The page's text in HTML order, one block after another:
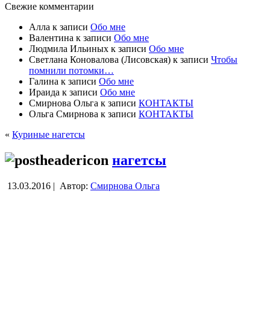
Свежие комментарии
Алла к записи Обо мне
Валентина к записи Обо мне
Людмила Ильиных к записи Обо мне
Светлана Коновалова (Лисовская) к записи Чтобы
помнили потомки…
Галина к записи Обо мне
Ираида к записи Обо мне
Смирнова Ольга к записи КОНТАКТЫ
Ольга Смирнова к записи КОНТАКТЫ
« Куриные нагетсы
нагетсы
13.03.2016 | Автор: Смирнова Ольга